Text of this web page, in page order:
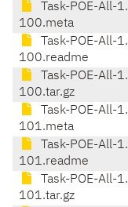
Task-POE-All-1.
100.meta
Task-POE-All-1.
100.readme
Task-POE-All-1.
100.tar.gz
Task-POE-All-1.
101.meta
Task-POE-All-1.
101.readme
Task-POE-All-1.
101.tar.gz